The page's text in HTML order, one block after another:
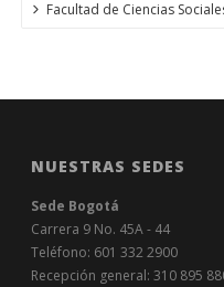
Facultad de Ciencias
NUESTRAS SEDES
Sede Bogotá
Carrera 9 No. 45A - 44
Teléfono: 601 332 2900
Recepción general: 310 895